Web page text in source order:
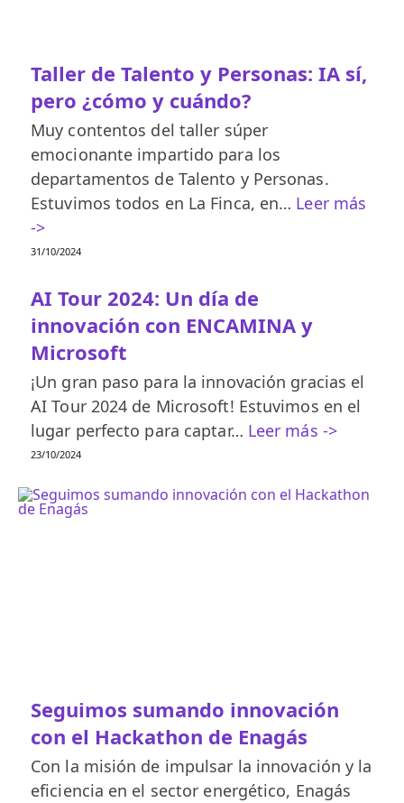
Taller de Talento y Personas: IA sí,
pero ¿cómo y cuándo?
Muy contentos del taller súper
emocionante impartido para los
departamentos de Talento y Personas.
Estuvimos todos en La Finca, en… Leer más
->
31/10/2024
AI Tour 2024: Un día de
innovación con ENCAMINA y
Microsoft
¡Un gran paso para la innovación gracias el
AI Tour 2024 de Microsoft! Estuvimos en el
lugar perfecto para captar… Leer más ->
23/10/2024
Seguimos sumando innovación
con el Hackathon de Enagás
Con la misión de impulsar la innovación y la
eficiencia en el sector energético, Enagás